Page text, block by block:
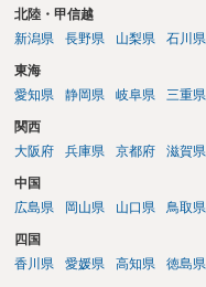
北陸・甲信越
新潟県
長野県 山梨県 石川県
東海
愛知県
静岡県 岐阜県 三重県
関西
大阪府
兵庫県 京都府 滋賀県
中国
広島県
岡山県 山口県 鳥取県
四国
香川県
愛媛県 高知県 徳島県